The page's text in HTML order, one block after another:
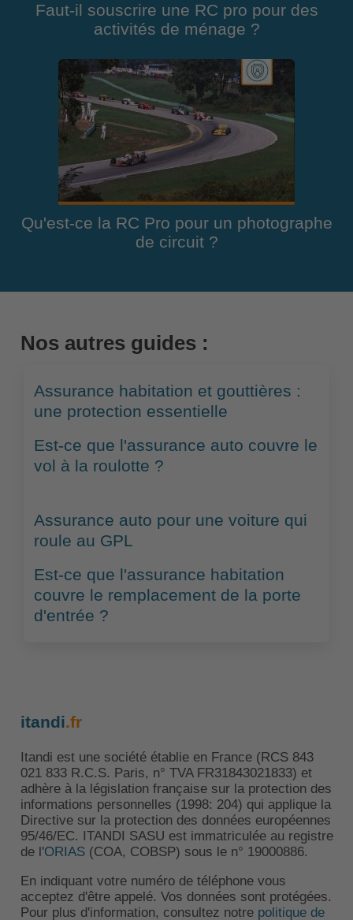
Faut-il souscrire une RC pro pour des
activités de ménage ?
Qu'est-ce la RC Pro pour un photographe
de circuit ?
Nos autres guides :
Assurance habitation et gouttières :
une protection essentielle
Est-ce que l'assurance auto couvre le
vol à la roulotte ?
Assurance auto pour une voiture qui
roule au GPL
Est-ce que l'assurance habitation
couvre le remplacement de la porte
d'entrée ?
itandi.fr
Itandi est une société établie en France (RCS 843
021 833 R.C.S. Paris, n° TVA FR31843021833) et
adhère à la législation française sur la protection des
informations personnelles (1998: 204) qui applique la
Directive sur la protection des données européennes
95/46/EC. ITANDI SASU est immatriculée au registre
de l'ORIAS(COA, COBSP) sous le n° 19000886.
En indiquant votre numéro de téléphone vous
acceptez d'être appelé. Vos données sont protégées.
Pour plus d'information, consultez notre politique de